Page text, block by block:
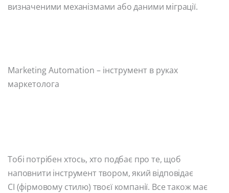
визначеними механізмами або даними міграції.
Marketing Automation – інструмент в руках
маркетолога
Тобі потрібен хтось, хто подбає про те, щоб
наповнити інструмент твором, який відповідає
CI (фірмовому стилю) твоєї компанії. Все також має